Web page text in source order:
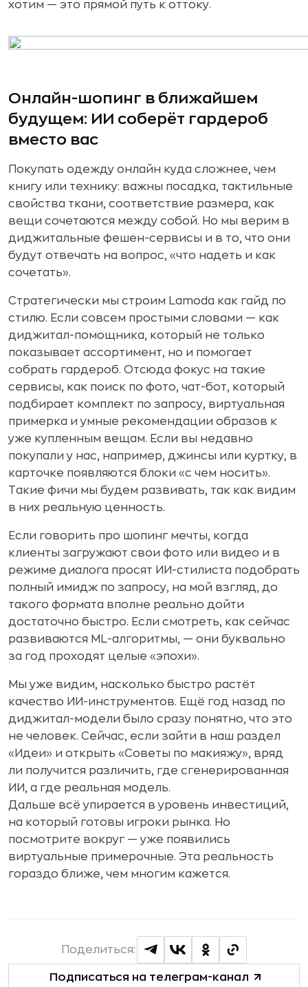
хотим — это прямой путь к оттоку.
Онлайн-шопинг в ближайшем
будущем: ИИ соберёт гардероб
вместо вас
Покупать одежду онлайн куда сложнее, чем
книгу или технику: важны посадка, тактильные
свойства ткани, соответствие размера, как
вещи сочетаются между собой. Но мы верим в
диджитальные фешен-сервисы и в то, что они
будут отвечать на вопрос, «что надеть и как
сочетать».
Стратегически мы строим Lamoda как гайд по
стилю. Если совсем простыми словами — как
диджитал-помощника, который не только
показывает ассортимент, но и помогает
собрать гардероб. Отсюда фокус на такие
сервисы, как поиск по фото, чат-бот, который
подбирает комплект по запросу, виртуальная
примерка и умные рекомендации образов к
уже купленным вещам. Если вы недавно
покупали у нас, например, джинсы или куртку, в
карточке появляются блоки «с чем носить».
Такие фичи мы будем развивать, так как видим
в них реальную ценность.
Если говорить про шопинг мечты, когда
клиенты загружают свои фото или видео и в
режиме диалога просят ИИ-стилиста подобрать
полный имидж по запросу, на мой взгляд, до
такого формата вполне реально дойти
достаточно быстро. Если смотреть, как сейчас
развиваются ML-алгоритмы, — они буквально
за год проходят целые «эпохи».
Мы уже видим, насколько быстро растёт
качество ИИ-инструментов. Ещё год назад по
диджитал-модели было сразу понятно, что это
не человек. Сейчас, если зайти в наш раздел
«Идеи» и открыть «Советы по макияжу», вряд
ли получится различить, где сгенерированная
ИИ, а где реальная модель.
Дальше всё упирается в уровень инвестиций,
на который готовы игроки рынка. Но
посмотрите вокруг — уже появились
виртуальные примерочные. Эта реальность
гораздо ближе, чем многим кажется.
Подписаться на телеграм-канал
Поделиться: